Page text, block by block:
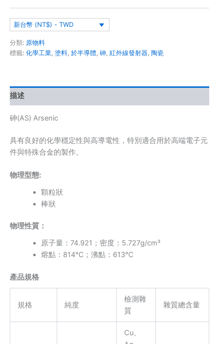
新台幣 (NT$) - TWD
分類: 原物料
標籤: 化學工業, 塗料, 於半導體, 砷, 紅外線發射器, 陶瓷
描述
砷(AS) Arsenic
具有良好的化學穩定性與高導電性，特別適合用於高端電子元
件與特殊合金的製作。
物理型態:
顆粒狀
棒狀
物理性質 ：
原⼦量：74.921；密度：5.727g/cm³
熔點：814℃；沸點：613℃
產品規格
規格 純度
檢測雜
質
雜質總含量
Cu、